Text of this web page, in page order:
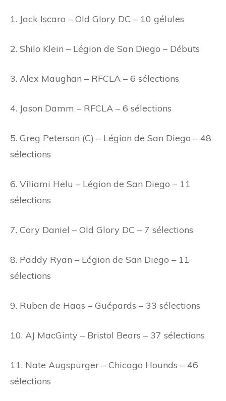
1. Jack Iscaro – Old Glory DC – 10 gélules
2. Shilo Klein – Légion de San Diego – Débuts
3. Alex Maughan – RFCLA – 6 sélections
4. Jason Damm – RFCLA – 6 sélections
5. Greg Peterson (C) – Légion de San Diego – 48
sélections
6. Viliami Helu – Légion de San Diego – 11
sélections
7. Cory Daniel – Old Glory DC – 7 sélections
8. Paddy Ryan – Légion de San Diego – 11
sélections
9. Ruben de Haas – Guépards – 33 sélections
10. AJ MacGinty – Bristol Bears – 37 sélections
11. Nate Augspurger – Chicago Hounds – 46
sélections